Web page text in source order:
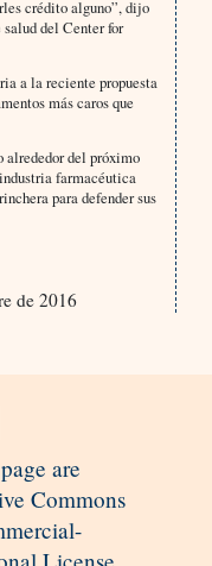
crédito alguno”, dijo
del Center for
a la reciente propuesta
más caros que
alrededor del próximo
farmacéutica
para defender sus
de 2016
are
Commons